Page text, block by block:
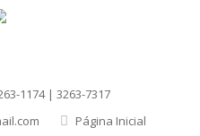
1174 | 3263-7317
Página Inicial